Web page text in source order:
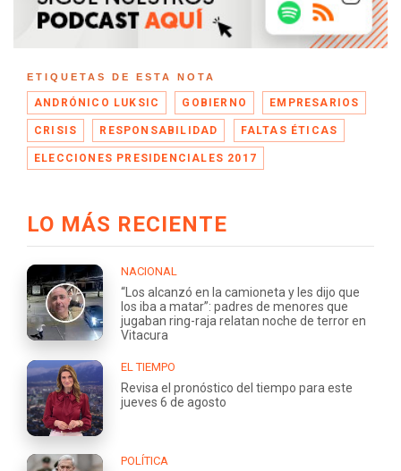
ETIQUETAS DE ESTA NOTA
ANDRÓNICO LUKSIC GOBIERNO EMPRESARIOS
CRISIS RESPONSABILIDAD FALTAS ÉTICAS
ELECCIONES PRESIDENCIALES 2017
LO MÁS RECIENTE
NACIONAL
“Los alcanzó en la camioneta y les dijo que
los iba a matar”: padres de menores que
jugaban ring-raja relatan noche de terror en
Vitacura
EL TIEMPO
Revisa el pronóstico del tiempo para este
jueves 6 de agosto
POLÍTICA